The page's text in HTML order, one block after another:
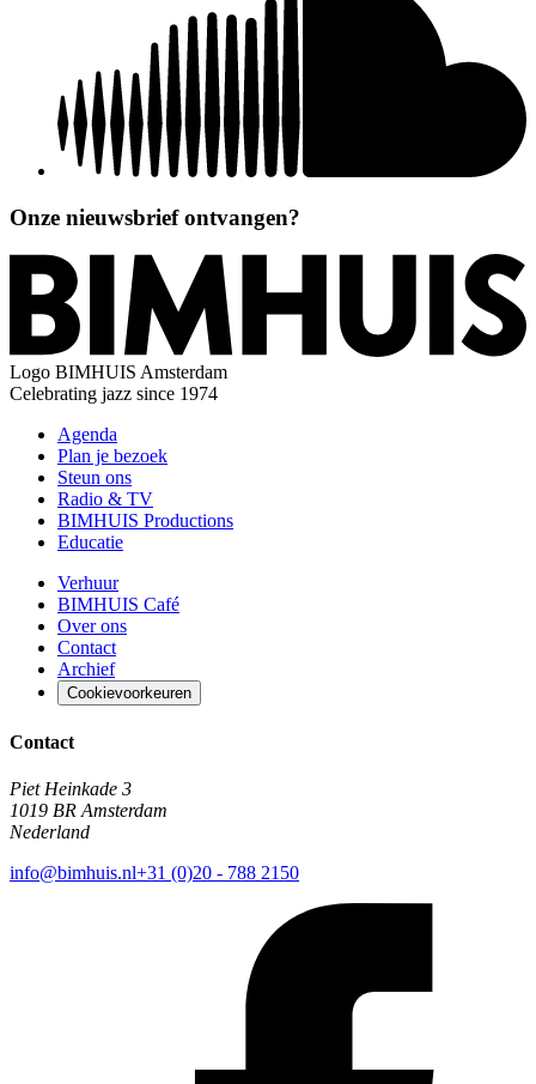
Onze nieuwsbrief ontvangen?
Logo BIMHUIS Amsterdam
Celebrating jazz since 1974
Agenda
Plan je bezoek
Steun ons
Radio & TV
BIMHUIS Productions
Educatie
Verhuur
BIMHUIS Café
Over ons
Contact
Archief
Cookievoorkeuren
Contact
Piet Heinkade 3
1019 BR Amsterdam
Nederland
info@bimhuis.nl+31 (0)20 - 788 2150